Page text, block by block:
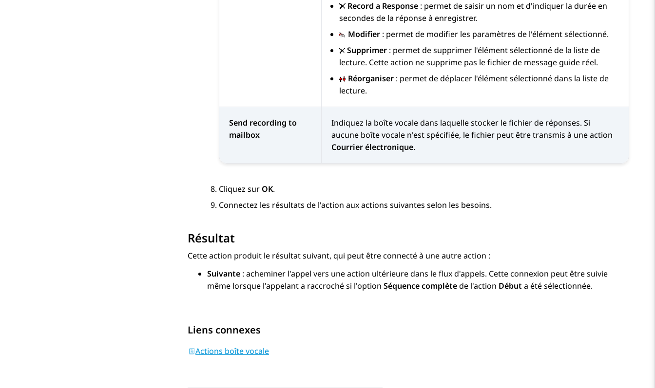
Record a Response : permet de saisir un nom et d'indiquer la durée en
secondes de la réponse à enregistrer.
Modifier : permet de modifier les paramètres de l'élément sélectionné.
Supprimer : permet de supprimer l'élément sélectionné de la liste de
lecture. Cette action ne supprime pas le fichier de message guide réel.
Réorganiser : permet de déplacer l'élément sélectionné dans la liste de
lecture.
Send recording to
mailbox
Indiquez la boîte vocale dans laquelle stocker le fichier de réponses. Si
aucune boîte vocale n'est spécifiée, le fichier peut être transmis à une action
Courrier électronique.
Cliquez sur OK.
Connectez les résultats de l'action aux actions suivantes selon les besoins.
Résultat
Cette action produit le résultat suivant, qui peut être connecté à une autre action :
Suivante : acheminer l'appel vers une action ultérieure dans le flux d'appels. Cette connexion peut être suivie
même lorsque l'appelant a raccroché si l'option Séquence complètede l'action Début a été sélectionnée.
Liens connexes
Actions boîte vocale